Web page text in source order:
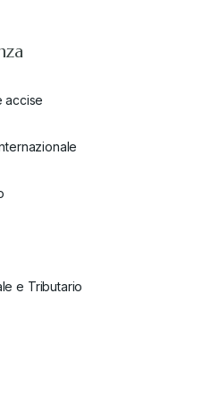
accise
e Tributario